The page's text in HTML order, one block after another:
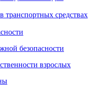
транспортных средствах
безопасности
взрослых